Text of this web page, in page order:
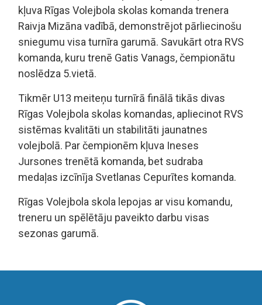
kļuva Rīgas Volejbola skolas komanda trenera
Raivja Mizāna vadībā, demonstrējot pārliecinošu
sniegumu visa turnīra garumā. Savukārt otra RVS
komanda, kuru trenē Gatis Vanags, čempionātu
noslēdza 5.vietā.
Tikmēr U13 meiteņu turnīrā finālā tikās divas
Rīgas Volejbola skolas komandas, apliecinot RVS
sistēmas kvalitāti un stabilitāti jaunatnes
volejbolā. Par čempionēm kļuva Ineses
Jursones trenētā komanda, bet sudraba
medaļas izcīnīja Svetlanas Cepurītes komanda.
Rīgas Volejbola skola lepojas ar visu komandu,
treneru un spēlētāju paveikto darbu visas
sezonas garumā.